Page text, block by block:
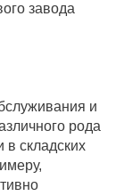
завода
и
рода
в складских